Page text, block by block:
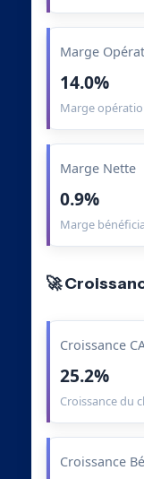
Marge
14.0%
Marge
Marge Nette
0.9%
Marge
🚀
Croissance
25.2%
Croissance du
Croissance